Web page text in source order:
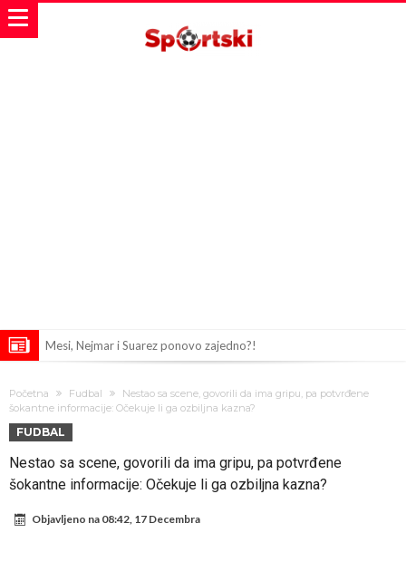
Mesi, Nejmar i Suarez ponovo zajedno?!
miliona eura!
Rashford se vratio u Manchester United. Odbija Tursku i Saudijsku
Arabiju
Darwin Núñez blizu Trabzonsporu
Ferran Torres sve bliže PSG-u
Početna Fudbal
Nestao sa scene, govorili da ima gripu, pa potvrđene
šokantne informacije: Očekuje li ga ozbiljna kazna?
FUDBAL
Nestao sa scene, govorili da ima gripu, pa potvrđene
šokantne informacije: Očekuje li ga ozbiljna kazna?
Objavljeno na 08:42, 17 Decembra